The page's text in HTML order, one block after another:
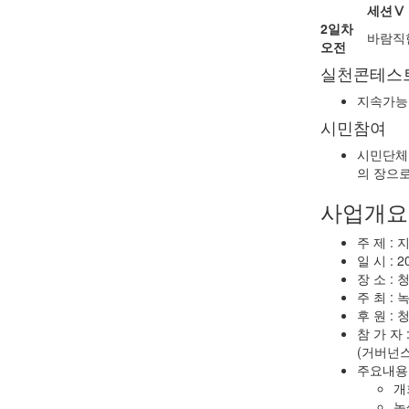
세션Ⅴ
2일차
오전
바람
실천콘테스
지속가
시민참여
시민단
의 장으
사업개요
주 제 :
일 시 :
장 소 :
주 최 :
후 원 :
참 가 자
(거버넌
주요내